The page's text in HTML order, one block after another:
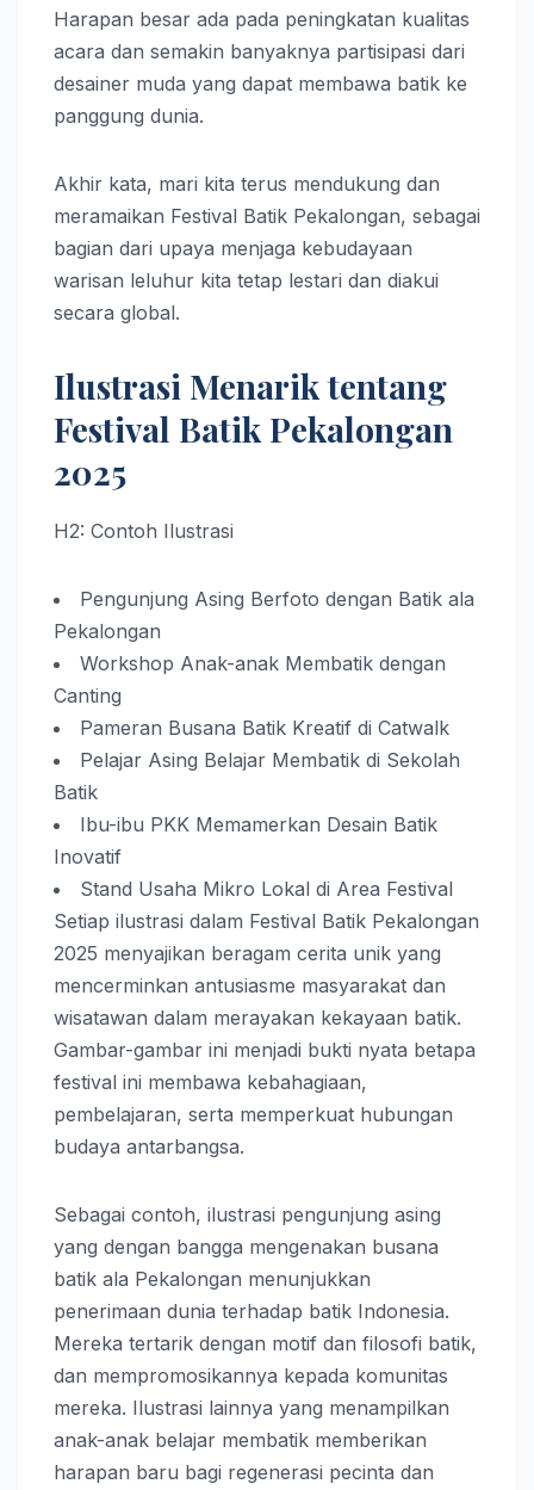
Harapan besar ada pada peningkatan kualitas
acara dan semakin banyaknya partisipasi dari
desainer muda yang dapat membawa batik ke
panggung dunia.
Akhir kata, mari kita terus mendukung dan
meramaikan Festival Batik Pekalongan, sebagai
bagian dari upaya menjaga kebudayaan
warisan leluhur kita tetap lestari dan diakui
secara global.
Ilustrasi Menarik tentang
Festival Batik Pekalongan
2025
H2: Contoh Ilustrasi
Pengunjung Asing Berfoto dengan Batik ala
Pekalongan
Workshop Anak-anak Membatik dengan
Canting
Pameran Busana Batik Kreatif di Catwalk
Pelajar Asing Belajar Membatik di Sekolah
Batik
Ibu-ibu PKK Memamerkan Desain Batik
Inovatif
Stand Usaha Mikro Lokal di Area Festival
Setiap ilustrasi dalam Festival Batik Pekalongan
2025 menyajikan beragam cerita unik yang
mencerminkan antusiasme masyarakat dan
wisatawan dalam merayakan kekayaan batik.
Gambar-gambar ini menjadi bukti nyata betapa
festival ini membawa kebahagiaan,
pembelajaran, serta memperkuat hubungan
budaya antarbangsa.
Sebagai contoh, ilustrasi pengunjung asing
yang dengan bangga mengenakan busana
batik ala Pekalongan menunjukkan
penerimaan dunia terhadap batik Indonesia.
Mereka tertarik dengan motif dan filosofi batik,
dan mempromosikannya kepada komunitas
mereka. Ilustrasi lainnya yang menampilkan
anak-anak belajar membatik memberikan
harapan baru bagi regenerasi pecinta dan